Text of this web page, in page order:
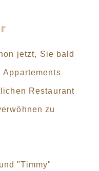
jetzt, Sie bald
Restaurant
zu
"Timmy"